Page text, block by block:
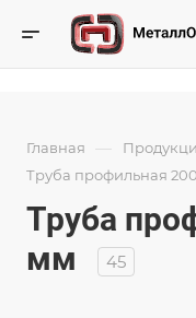
Главная —
Труба профильная
Труба
мм
45